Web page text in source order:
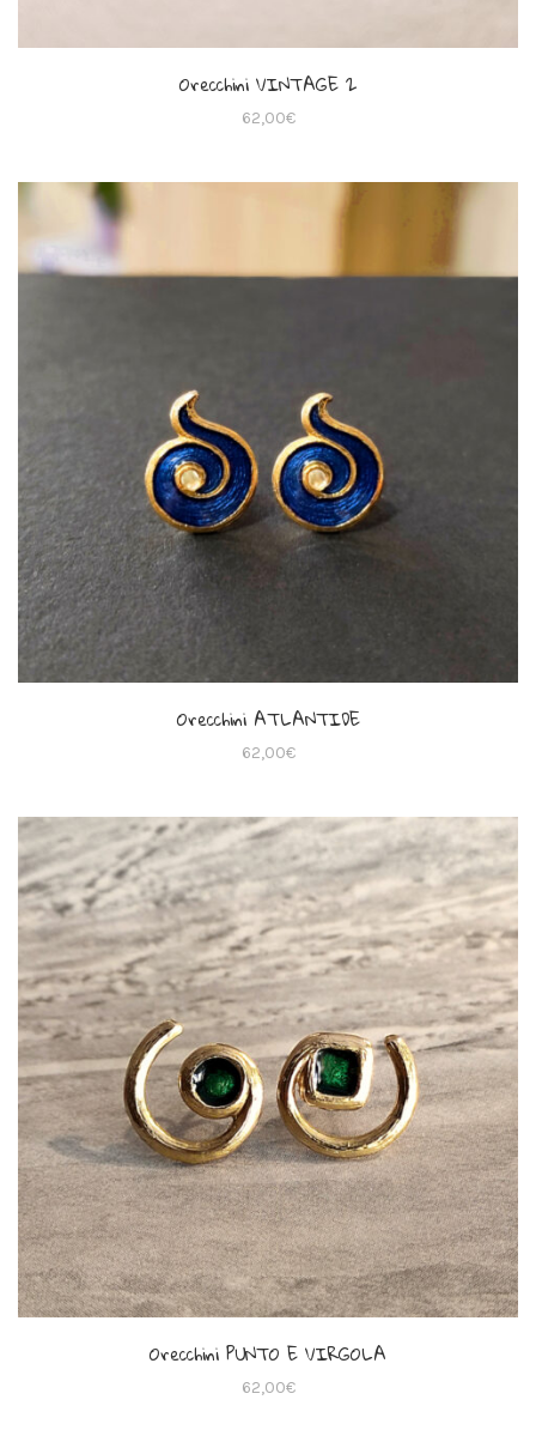
Orecchini VINTAGE 2
62,00€
Orecchini ATLANTIDE
62,00€
Orecchini PUNTO E VIRGOLA
62,00€